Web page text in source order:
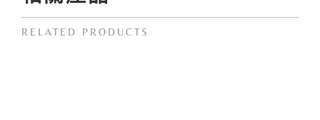
RELATED PRODUCTS